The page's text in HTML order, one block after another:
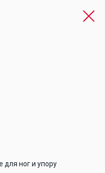
для ног и упору